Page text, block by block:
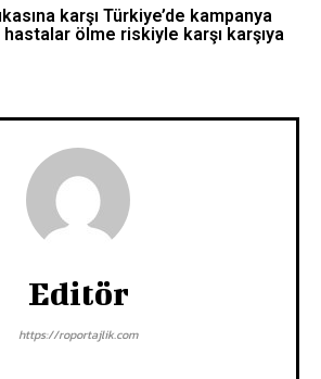
karşı Türkiye’de kampanya
hastalar ölme riskiyle karşı karşıya
Editör
https://roportajlik.com